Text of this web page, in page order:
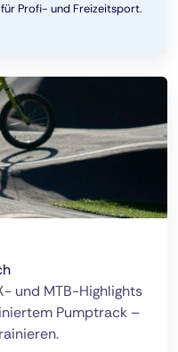
Profi- und Freizeitsport.
und MTB-Highlights
Pumptrack –